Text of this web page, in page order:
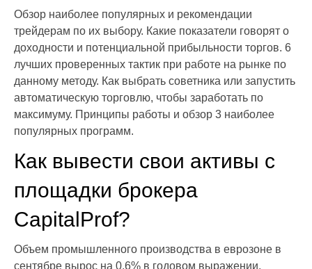
Обзор наиболее популярных и рекомендации
трейдерам по их выбору. Какие показатели говорят о
доходности и потенциальной прибыльности торгов. 6
лучших проверенных тактик при работе на рынке по
данному методу. Как выбрать советника или запустить
автоматическую торговлю, чтобы заработать по
максимуму. Принципы работы и обзор 3 наиболее
популярных программ.
Как вывести свои активы с
площадки брокера
CapitalProf?
Объем промышленного производства в еврозоне в
сентябре вырос на 0,6% в годовом выражении,